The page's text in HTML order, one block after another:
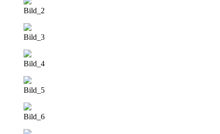
Bild_2
Bild_3
Bild_4
Bild_5
Bild_6